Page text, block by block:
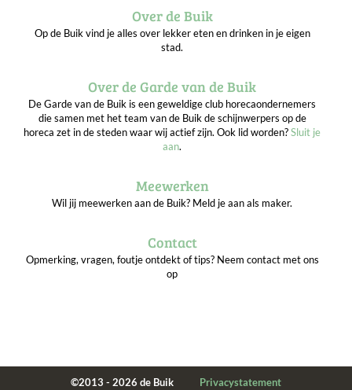
Over de Buik
Op de Buik vind je alles over lekker eten en drinken in je eigen
stad.
Over de Garde van de Buik
De Garde van de Buik is een geweldige club horecaondernemers
die samen met het team van de Buik de schijnwerpers op de
horeca zet in de steden waar wij actief zijn. Ook lid worden?Sluit je
aan.
Meewerken
Wil jij meewerken aan de Buik? Meld je aan als maker.
Contact
Opmerking, vragen, foutje ontdekt of tips? Neem contact met ons
op
©2013 - 2026 de Buik Privacystatement